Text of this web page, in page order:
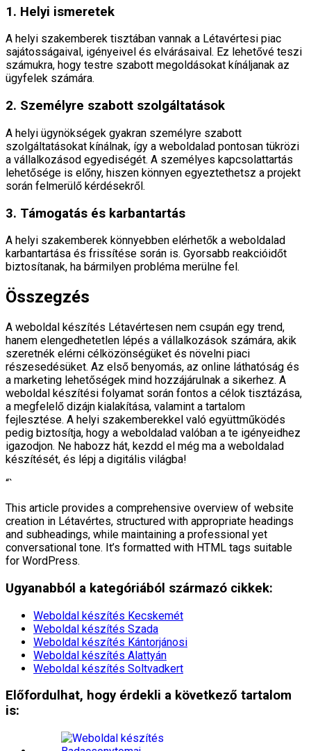
1. Helyi ismeretek
A helyi szakemberek tisztában vannak a Létavértesi piac
sajátosságaival, igényeivel és elvárásaival. Ez lehetővé teszi
számukra, hogy testre szabott megoldásokat kínáljanak az
ügyfelek számára.
2. Személyre szabott szolgáltatások
A helyi ügynökségek gyakran személyre szabott
szolgáltatásokat kínálnak, így a weboldalad pontosan tükrözi
a vállalkozásod egyediségét. A személyes kapcsolattartás
lehetősége is előny, hiszen könnyen egyeztethetsz a projekt
során felmerülő kérdésekről.
3. Támogatás és karbantartás
A helyi szakemberek könnyebben elérhetők a weboldalad
karbantartása és frissítése során is. Gyorsabb reakcióidőt
biztosítanak, ha bármilyen probléma merülne fel.
Összegzés
A weboldal készítés Létavértesen nem csupán egy trend,
hanem elengedhetetlen lépés a vállalkozások számára, akik
szeretnék elérni célközönségüket és növelni piaci
részesedésüket. Az első benyomás, az online láthatóság és
a marketing lehetőségek mind hozzájárulnak a sikerhez. A
weboldal készítési folyamat során fontos a célok tisztázása,
a megfelelő dizájn kialakítása, valamint a tartalom
fejlesztése. A helyi szakemberekkel való együttműködés
pedig biztosítja, hogy a weboldalad valóban a te igényeidhez
igazodjon. Ne habozz hát, kezdd el még ma a weboldalad
készítését, és lépj a digitális világba!
“`
This article provides a comprehensive overview of website
creation in Létavértes, structured with appropriate headings
and subheadings, while maintaining a professional yet
conversational tone. It’s formatted with HTML tags suitable
for WordPress.
Ugyanabból a kategóriából származó cikkek:
Weboldal készítés​ Kecskemét
Weboldal készítés​ Szada
Weboldal készítés​ Kántorjánosi
Weboldal készítés​ Alattyán
Weboldal készítés​ Soltvadkert
Előfordulhat, hogy érdekli a következő tartalom
is: